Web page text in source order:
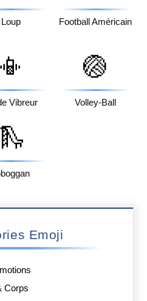
Loup Football Américain
📳
Vibreur
🏐
Volley-Ball
🛝
Emoji
Corps